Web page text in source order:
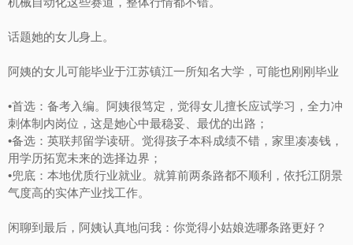
话题她的女儿身上。
阿姨的女儿可能毕业于江苏镇江一所知名大学，可能也刚刚毕业
•首选：备考入编。阿姨很笃定，觉得女儿擅长应试学习，全力冲
刺体制内岗位，这是她心中最稳妥、最优的出路；
•备选：英联邦留学读研。觉得孩子本科成绩不错，家里凑凑钱，
用学历拓宽未来的选择边界；
•兜底：本地优质行业就业。就算前两条路都不顺利，依托江阴景
气度高的实体产业找工作。
闲聊到最后，阿姨认真地问我：你觉得小姑娘选哪条路更好？